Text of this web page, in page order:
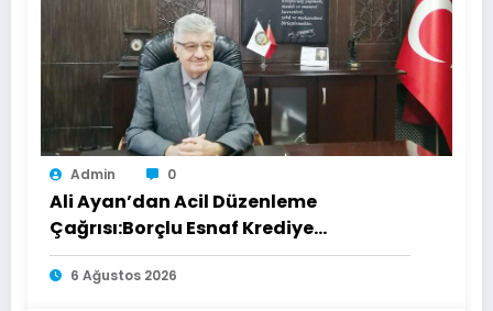
Admin 0
Ali Ayan’dan Acil Düzenleme
Çağrısı:Borçlu Esnaf Krediye
Ulaşamıyor
6 Ağustos 2026